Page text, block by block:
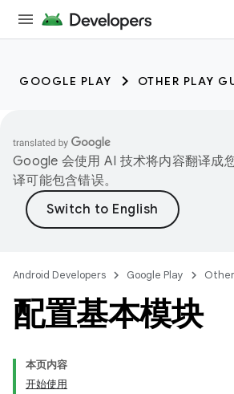
GOOGLE PLAY OTHER PLAY
Google 会使用 AI 技术将内容翻译成
译可能包含错误。
Android Developers Google Play
配置基本模块
本页内容
开始使用